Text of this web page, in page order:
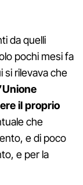
da quelli
pochi mesi fa
si rilevava che
il proprio
che
e di poco
e per la